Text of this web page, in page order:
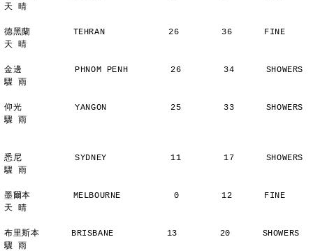
天 晴
德黑蘭        TEHRAN            26        36      FINE
天 晴
金邊          PHNOM PENH        26        34      SHOWERS
驟 雨
仰光          YANGON            25        33      SHOWERS
驟 雨
悉尼          SYDNEY            11        17      SHOWERS
驟 雨
墨爾本        MELBOURNE          0        12      FINE
天 晴
布里斯本      BRISBANE          13        20      SHOWERS
驟 雨